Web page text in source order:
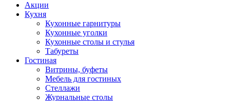
Акции
Кухня
Кухонные гарнитуры
Кухонные уголки
Кухонные столы и стулья
Табуреты
Гостиная
Витрины, буфеты
Мебель для гостиных
Стеллажи
Журнальные столы